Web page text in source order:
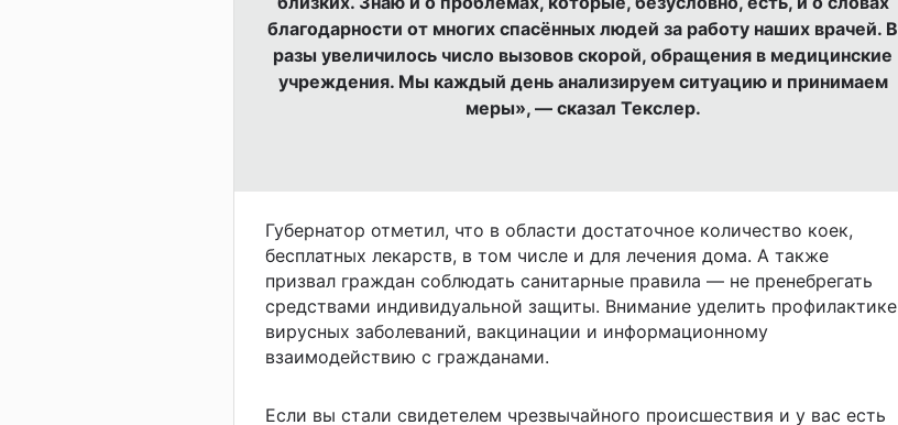
благодарности от многих спасённых людей за работу наших врачей. В
разы увеличилось число вызовов скорой, обращения в медицинские
учреждения. Мы каждый день анализируем ситуацию и принимаем
меры», — сказал Текслер.
Губернатор отметил, что в области достаточное количество коек,
бесплатных лекарств, в том числе и для лечения дома. А также
призвал граждан соблюдать санитарные правила — не пренебрегать
средствами индивидуальной защиты. Внимание уделить профилактике
вирусных заболеваний, вакцинации и информационному
взаимодействию с гражданами.
Если вы стали свидетелем чрезвычайного происшествия и у вас есть